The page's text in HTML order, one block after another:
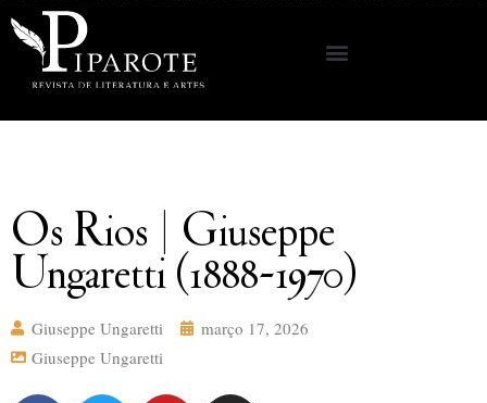
Os Rios | Giuseppe
Ungaretti (1888-1970)
Giuseppe Ungaretti
março 17, 2026
Giuseppe Ungaretti